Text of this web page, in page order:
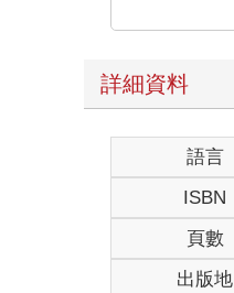
我已經像這樣子
濺，或是保養濃
的。
我看向店內的角
店長，餐點大
我第一次來到
店內目前有兩
詳細資料
語言
ISBN
頁數
出版地